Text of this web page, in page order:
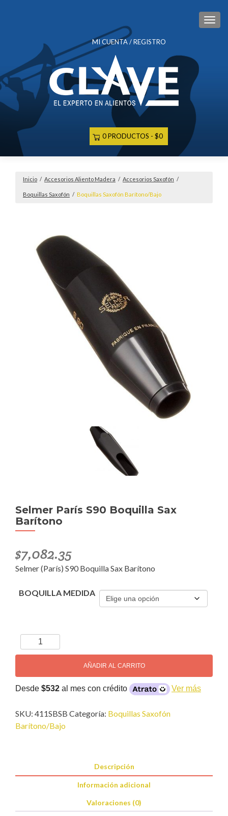
MI CUENTA / REGISTRO
0 PRODUCTOS $0
Inicio / Accesorios Aliento Madera / Accesorios Saxofón /
Boquillas Saxofón / Boquillas Saxofón Barítono/Bajo
Selmer París S90 Boquilla Sax
Barítono
$7,082.35
Selmer (París) S90 Boquilla Sax Barítono
BOQUILLA MEDIDA
Selmer
París
Boquilla
Sax
cantidad
AÑADIR AL CARRITO
Desde $532 al mes con crédito Ver más
SKU: 411SBSB Categoría: Boquillas Saxofón
Barítono/Bajo
Descripción
Información adicional
Valoraciones (0)